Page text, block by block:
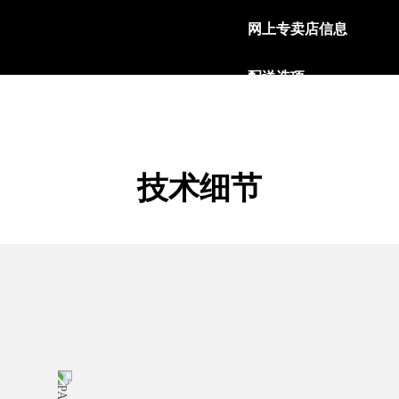
网上专卖店信息
配送选项
为了确保客户完全满意，
退回产品。
技术细节